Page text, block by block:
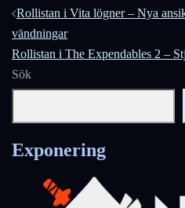
Inläggsnavigering
Rollistan i Vita lögner – Nya
vändningar
Rollistan i The Expendables 2 –
Sök
Exponering